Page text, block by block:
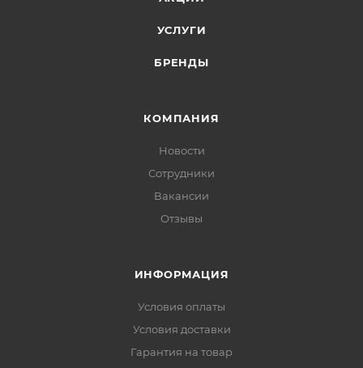
УСЛУГИ
БРЕНДЫ
КОМПАНИЯ
Новости
Сотрудники
Вакансии
Отзывы
ИНФОРМАЦИЯ
Условия оплаты
Условия доставки
Гарантия на товар